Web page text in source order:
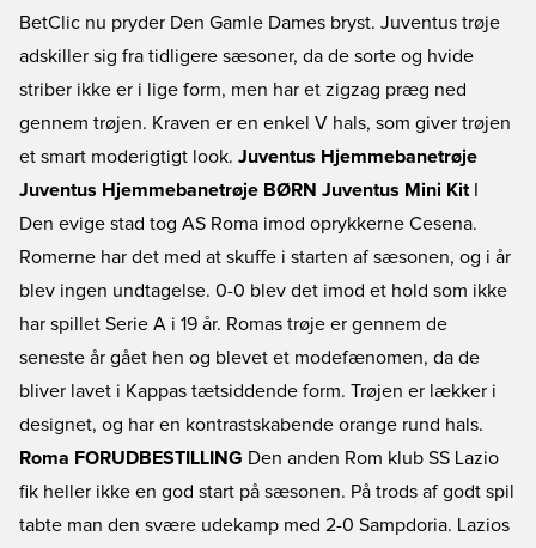
BetClic nu pryder Den Gamle Dames bryst. Juventus trøje
adskiller sig fra tidligere sæsoner, da de sorte og hvide
striber ikke er i lige form, men har et zigzag præg ned
gennem trøjen. Kraven er en enkel V hals, som giver trøjen
et smart moderigtigt look. Juventus Hjemmebanetrøje
Juventus Hjemmebanetrøje BØRN Juventus Mini Kit
Den evige stad tog AS Roma imod oprykkerne Cesena.
Romerne har det med at skuffe i starten af sæsonen, og i år
blev ingen undtagelse. 0-0 blev det imod et hold som ikke
har spillet Serie A i 19 år. Romas trøje er gennem de
seneste år gået hen og blevet et modefænomen, da de
bliver lavet i Kappas tætsiddende form. Trøjen er lækker i
designet, og har en kontrastskabende orange rund hals.
Roma FORUDBESTILLING Den anden Rom klub SS Lazio
fik heller ikke en god start på sæsonen. På trods af godt spil
tabte man den svære udekamp med 2-0 Sampdoria. Lazios